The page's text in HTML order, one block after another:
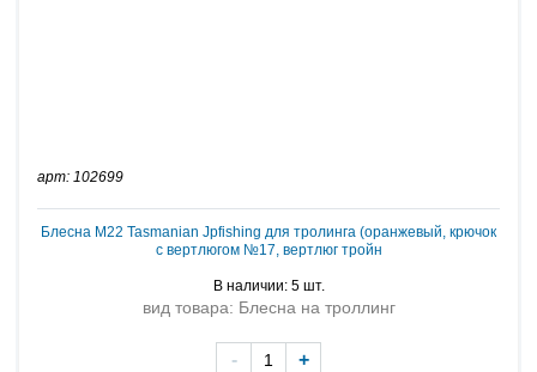
арт: 102699
Блесна M22 Tasmanian Jpfishing для тролинга (оранжевый, крючок
с вертлюгом №17, вертлюг тройн
В наличии: 5 шт.
вид товара: Блесна на троллинг
- +